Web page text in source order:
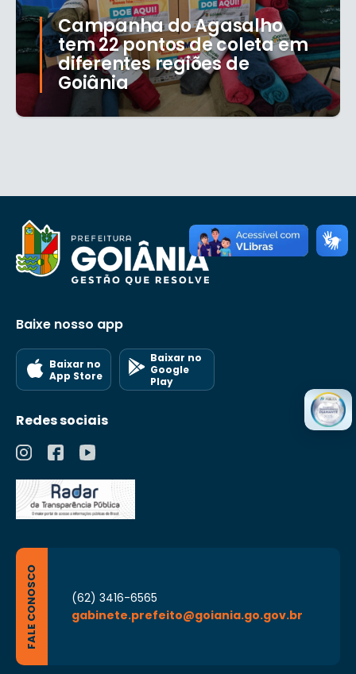
Campanha do Agasalho
tem 22 pontos de coleta em
diferentes regiões de
Goiânia
Baixe nosso app
Baixar no
App Store
Baixar no
Google
Play
Redes sociais
FALE CONOSCO
(62) 3416-6565
gabinete.prefeito@goiania.go.gov.br